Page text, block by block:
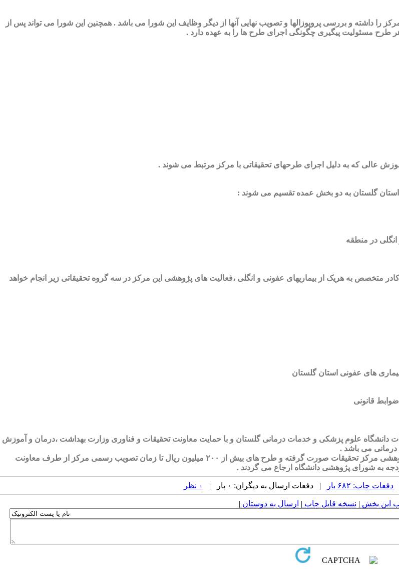
داشته و بررسی پروپوزالها و تصویب نهایی آنها از دیگر وظایف این شورا می باشد . همچنین این شورا می تواند پس از
طرح مسئولیت پیگیری چگونگی اجرای طرح ها را به عهده دارد .
عالی که به دلیل اجرای طرحهای تحقیقاتی با مرکز مرتبط می شوند .
استان گلستان به دو بخش عمده تقسیم می شوند :
کادر متخصص به هریک از بیماریهای عفونی و انگلی ،فعالیت های پژوهشی این مرکز در سه گروه تحقیقاتی زیر انجام خواهد
دانشگاه علوم پزشکی و خدمات درمانی گلستان و با حمایت معاونت تحقیقات و فناوری وزارت بهداشت ،درمان و آموزش
می باشد .
تبصره ۲۱- تصویب بودجه طرح های پیشنهادی تا سقف ۲۰۰ میلیون ریال در شورای پژوهشی مرکز تحقیقات صورت گرفته و طرح های بیش از ۲۰۰ میلیون ریال تا زمان تصویب رسمی مرکز از طرف معاونت
به شورای پژوهشی دانشگاه ارجاع می گردند .
دفعات چاپ: ۶۸۲ بار | دفعات ارسال به دیگران: ۰ بار | ۰ نظر
این بخش | نسخه قابل چاپ | ارسال به دوستان |